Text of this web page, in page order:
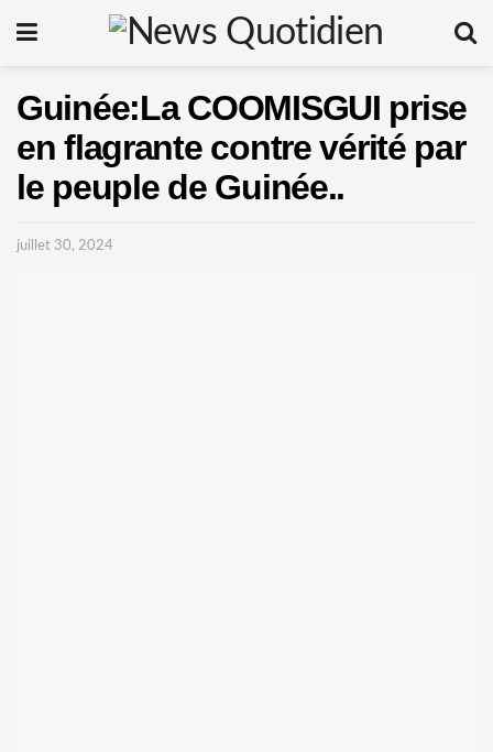
Guinée:La COOMISGUI prise
en flagrante contre vérité par
le peuple de Guinée..
juillet 30, 2024